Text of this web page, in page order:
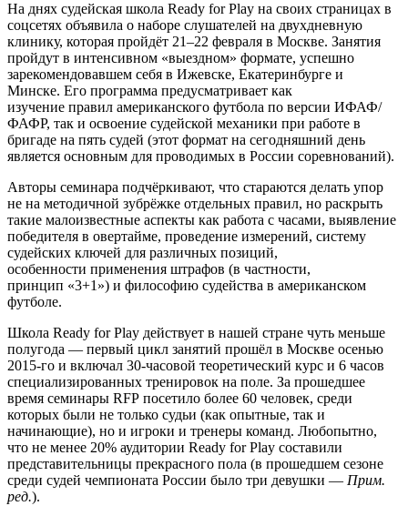
На днях судейская школа Ready for Play на своих страницах в
соцсетях объявила о наборе слушателей на двухдневную
клинику, которая пройдёт 21–22 февраля в Москве. Занятия
пройдут в интенсивном «выездном» формате, успешно
зарекомендовавшем себя в Ижевске, Екатеринбурге и
Минске. Его программа предусматривает как
изучение правил американского футбола по версии ИФАФ/
ФАФР, так и освоение судейской механики при работе в
бригаде на пять судей (этот формат на сегодняшний день
является основным для проводимых в России соревнований).
Авторы семинара подчёркивают, что стараются делать упор
не на методичной зубрёжке отдельных правил, но раскрыть
такие малоизвестные аспекты как работа с часами, выявление
победителя в овертайме, проведение измерений, систему
судейских ключей для различных позиций,
особенности применения штрафов (в частности,
принцип «3+1») и философию судейства в американском
футболе.
Школа Ready for Play действует в нашей стране чуть меньше
полугода — первый цикл занятий прошёл в Москве осенью
2015-го и включал 30-часовой теоретический курс и 6 часов
специализированных тренировок на поле. За прошедшее
время семинары RFP посетило более 60 человек, среди
которых были не только судьи (как опытные, так и
начинающие), но и игроки и тренеры команд. Любопытно,
что не менее 20% аудитории Ready for Play составили
представительницы прекрасного пола (в прошедшем сезоне
среди судей чемпионата России было три девушки — Прим.
ред.).